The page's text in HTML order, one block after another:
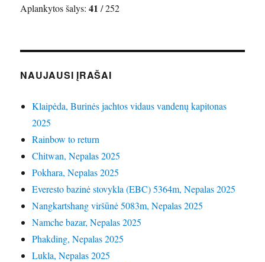
Aplankytos šalys:41 / 252
NAUJAUSI ĮRAŠAI
Klaipėda, Burinės jachtos vidaus vandenų kapitonas
2025
Rainbow to return
Chitwan, Nepalas 2025
Pokhara, Nepalas 2025
Everesto bazinė stovykla (EBC) 5364m, Nepalas 2025
Nangkartshang viršūnė 5083m, Nepalas 2025
Namche bazar, Nepalas 2025
Phakding, Nepalas 2025
Lukla, Nepalas 2025